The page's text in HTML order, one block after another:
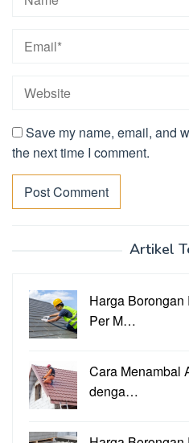
Save my name, email, and
the next time I comment.
Artikel
Harga Borongan
Per M…
Cara Menambal
denga…